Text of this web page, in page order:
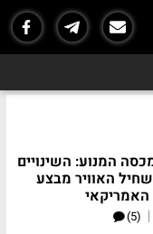
המנוע: השינויים
האוויר מבצע
|
(5)